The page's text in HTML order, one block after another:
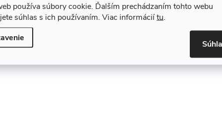
používa súbory cookie. Ďalším prechádzaním tohto webu
súhlas s ich používaním. Viac informáciítu.